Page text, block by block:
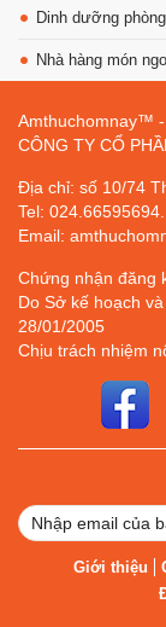
Dinh dưỡng
Nhà hàng món
Amthuchomnay™
CÔNG TY CỔ
Địa chỉ: số 10/74
Tel:
Email:
Chứng nhận đăng
Do Sở kế hoạch
28/01/2005
Chịu trách nhiệm
Giới thiệu